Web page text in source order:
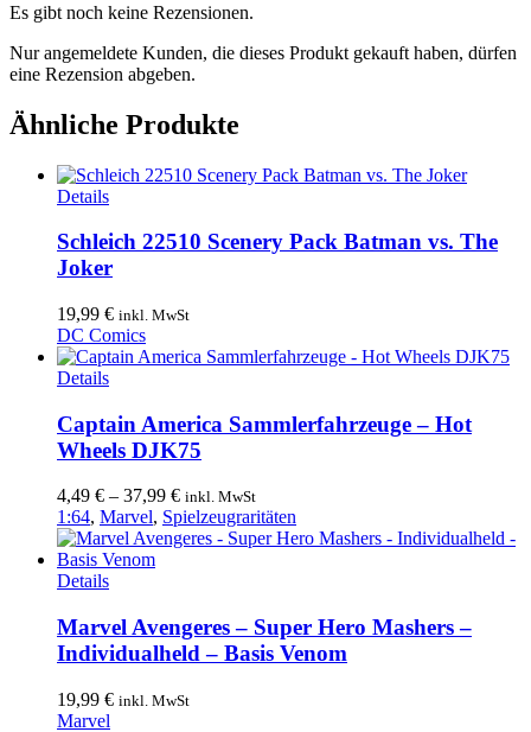
Es gibt noch keine Rezensionen.
Nur angemeldete Kunden, die dieses Produkt gekauft haben, dürfen
eine Rezension abgeben.
Ähnliche Produkte
Details
Schleich 22510 Scenery Pack Batman vs. The
Joker
19,99 € inkl. MwSt
DC Comics
DetailsDieses
weist
mehrere
Varianten
Die
Optionen
können
auf
der
gewählt
werden
Captain America Sammlerfahrzeuge – Hot
Wheels DJK75
4,49 € – 37,99 € inkl. MwSt
1:64, Marvel, Spielzeugraritäten
Details
Marvel Avengeres – Super Hero Mashers –
Individualheld – Basis Venom
19,99 € inkl. MwSt
Marvel